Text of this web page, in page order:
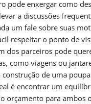
pode enxergar como
a discussões
um fale sobre suas
respeitar o ponto de
dos parceiros pode
como viagens ou
de uma
é encontrar um
orçamento para ambos